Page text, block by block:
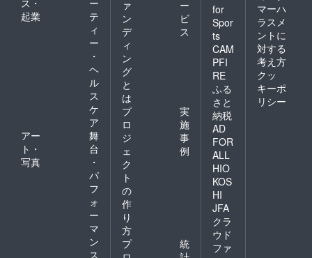
ス・
起業
ー
テ
ィ
ー
・
ヘ
ル
ス
ケ
ア
アー
ト・
写真
舞
台
・
パ
フ
ォ
ー
マ
ン
ス
ァ
ン
デ
ィ
ン
グ
と
は
ー
ビ
ス
プ
ロ
ジ
ェ
ク
ト
の
作
り
方
実
施
事
例
プ
統
for
Spor
ts
CAM
PFI
RE
ふる
さと
納税
AD
FOR
ALL
HIO
KOS
HI
JFA
クラ
ウド
ファ
マーハ
ラスメ
ントに
対する
考え方
クッ
キーポ
リシー